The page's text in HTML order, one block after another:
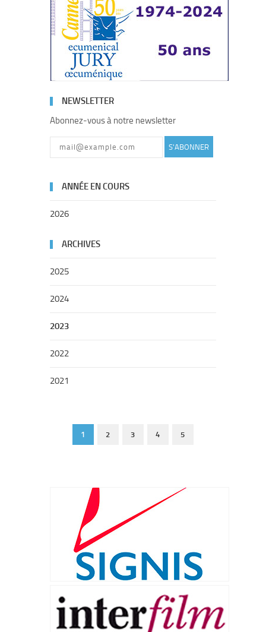
NEWSLETTER
Abonnez-vous à notre newsletter
S'ABONNER
ANNÉE EN COURS
2026
ARCHIVES
2025
2024
2023
2022
2021
1 2 3 4 5